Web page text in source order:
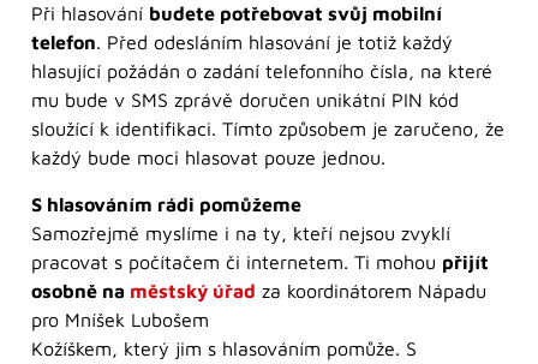
Při hlasování budete potřebovat svůj mobilní
telefon. Před odesláním hlasování je totiž každý
hlasující požádán o zadání telefonního čísla, na které
mu bude v SMS zprávě doručen unikátní PIN kód
sloužící k identifikaci. Tímto způsobem je zaručeno, že
každý bude moci hlasovat pouze jednou.
S hlasováním rádi pomůžeme
Samozřejmě myslíme i na ty, kteří nejsou zvyklí
pracovat s počítačem či internetem. Ti mohou přijít
osobně na městský úřad za koordinátorem Nápadu
pro Mníšek Lubošem
Kožíškem, který jim s hlasováním pomůže. S